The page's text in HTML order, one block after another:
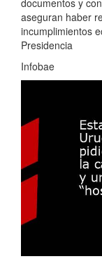
documentos y
aseguran haber
incumplimientos
Presidencia
Infobae